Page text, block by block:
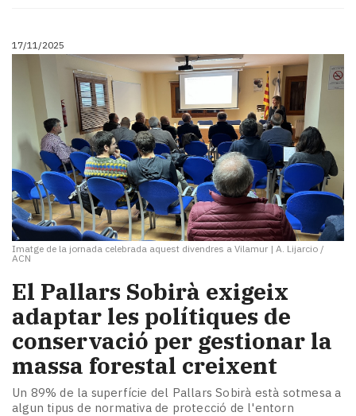
17/11/2025
Imatge de la jornada celebrada aquest divendres a Vilamur | A. Lijarcio /
ACN
El Pallars Sobirà exigeix
adaptar les polítiques de
conservació per gestionar la
massa forestal creixent
Un 89% de la superfície del Pallars Sobirà està sotmesa a
algun tipus de normativa de protecció de l'entorn